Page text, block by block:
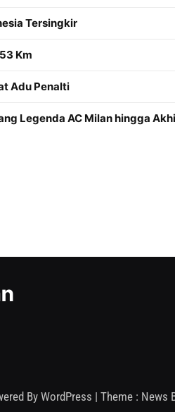
Tersingkir
Km
Adu Penalti
Legenda AC Milan hingga
By WordPress | Theme : News